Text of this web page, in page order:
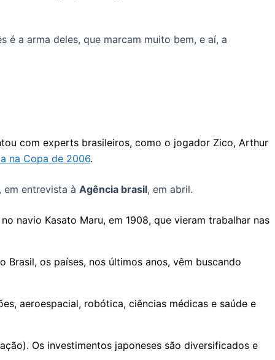
é a arma deles, que marcam muito bem, e aí, a
com experts brasileiros, como o jogador Zico, Arthur
na Copa de 2006.
em entrevista à Agência brasil, em abril.
navio Kasato Maru, em 1908, que vieram trabalhar nas
os países, nos últimos anos, vêm buscando
aeroespacial, robótica, ciências médicas e saúde e
Os investimentos japoneses são diversificados e